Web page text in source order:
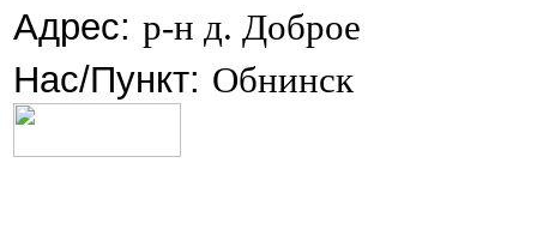
Адрес: р-н д. Доброе
Нас/Пункт: Обнинск